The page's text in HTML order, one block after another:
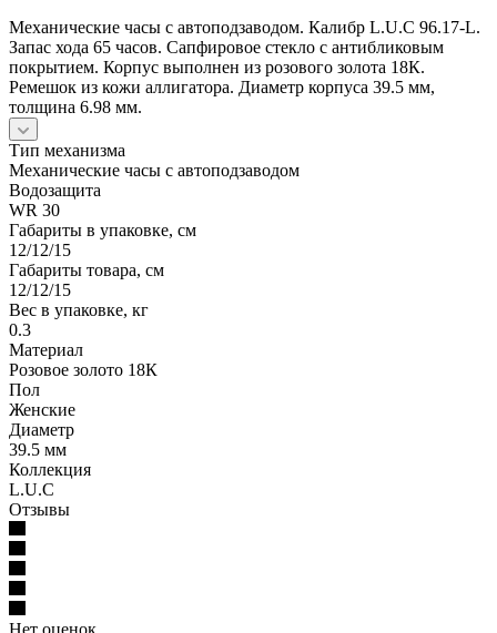
Механические часы с автоподзаводом. Калибр L.U.C 96.17-L.
Запас хода 65 часов. Сапфировое стекло с антибликовым
покрытием. Корпус выполнен из розового золота 18К.
Ремешок из кожи аллигатора. Диаметр корпуса 39.5 мм,
толщина 6.98 мм.
Тип механизма
Механические часы с автоподзаводом
Водозащита
WR 30
Габариты в упаковке, см
12/12/15
Габариты товара, см
12/12/15
Вес в упаковке, кг
0.3
Материал
Розовое золото 18К
Пол
Женские
Диаметр
39.5 мм
Коллекция
L.U.C
Отзывы
Нет оценок